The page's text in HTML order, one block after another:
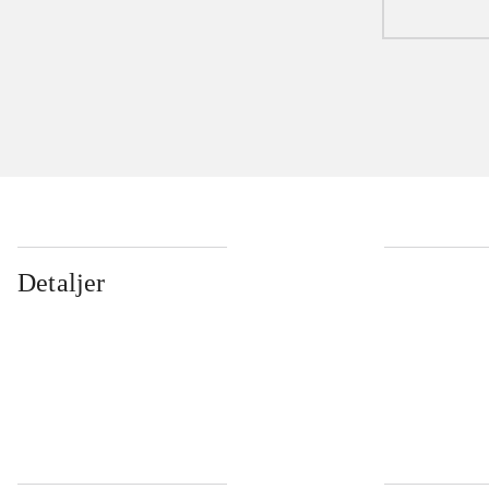
Detaljer